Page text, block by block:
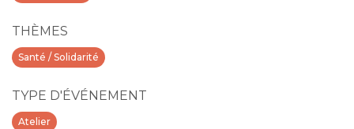
THÈMES
Santé / Solidarité
TYPE D'ÉVÉNEMENT
Atelier